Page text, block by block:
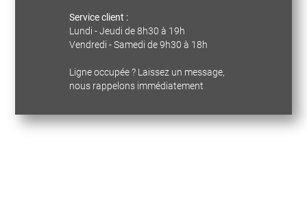
Service client :
Lundi - Jeudi de 8h30 à 19h
Vendredi - Samedi de 9h30 à 18h
Ligne occupée ? Laissez un message,
nous rappelons immédiatement